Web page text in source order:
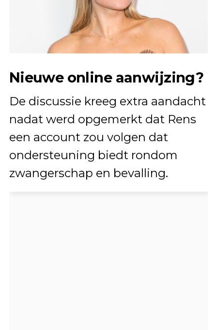
Nieuwe online aanwijzing?
De discussie kreeg extra aandacht
nadat werd opgemerkt dat Rens
een account zou volgen dat
ondersteuning biedt rondom
zwangerschap en bevalling.